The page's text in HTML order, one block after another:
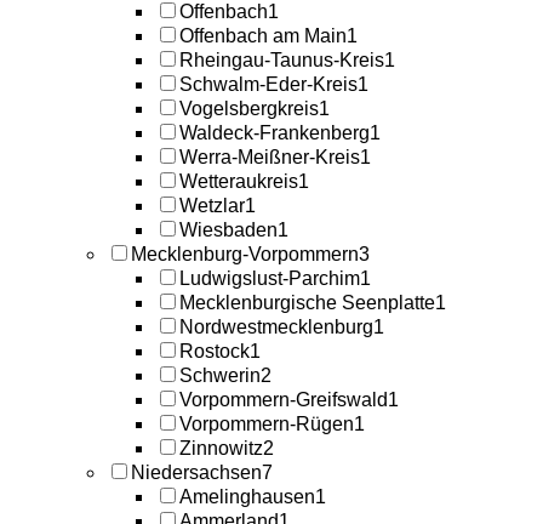
Offenbach1
Offenbach am Main1
Rheingau-Taunus-Kreis1
Schwalm-Eder-Kreis1
Vogelsbergkreis1
Waldeck-Frankenberg1
Werra-Meißner-Kreis1
Wetteraukreis1
Wetzlar1
Wiesbaden1
Mecklenburg-Vorpommern3
Ludwigslust-Parchim1
Mecklenburgische Seenplatte1
Nordwestmecklenburg1
Rostock1
Schwerin2
Vorpommern-Greifswald1
Vorpommern-Rügen1
Zinnowitz2
Niedersachsen7
Amelinghausen1